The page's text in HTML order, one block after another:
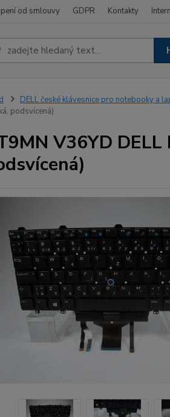
od smlouvy GDPR Kontakty
DELL české klávesnice pro notebooky a
podsvícená)
V36YD